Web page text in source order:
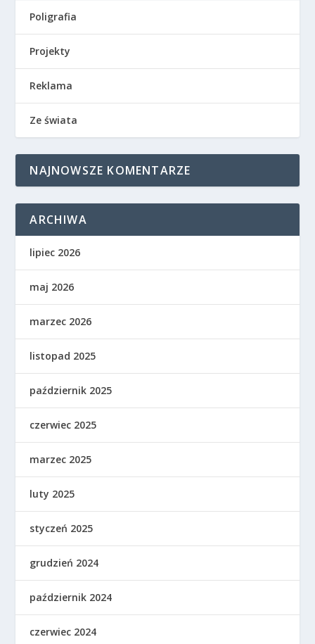
Poligrafia
Projekty
Reklama
Ze świata
NAJNOWSZE KOMENTARZE
ARCHIWA
lipiec 2026
maj 2026
marzec 2026
listopad 2025
październik 2025
czerwiec 2025
marzec 2025
luty 2025
styczeń 2025
grudzień 2024
październik 2024
czerwiec 2024